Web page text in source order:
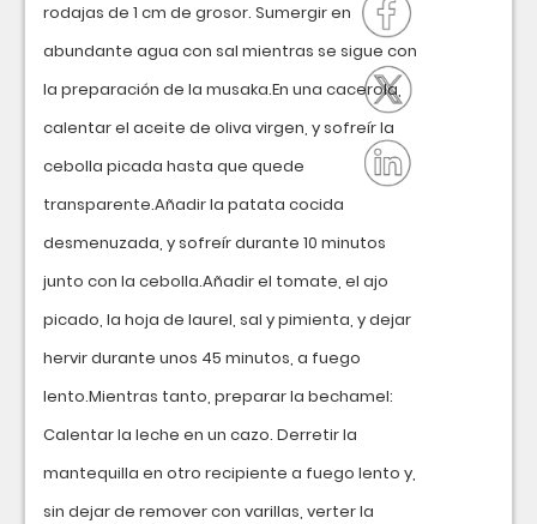
rodajas de 1 cm de grosor. Sumergir en
abundante agua con sal mientras se sigue con
la preparación de la musaka.En una cacerola,
calentar el aceite de oliva virgen, y sofreír la
cebolla picada hasta que quede
transparente.Añadir la patata cocida
desmenuzada, y sofreír durante 10 minutos
junto con la cebolla.Añadir el tomate, el ajo
picado, la hoja de laurel, sal y pimienta, y dejar
hervir durante unos 45 minutos, a fuego
lento.Mientras tanto, preparar la bechamel:
Calentar la leche en un cazo. Derretir la
mantequilla en otro recipiente a fuego lento y,
sin dejar de remover con varillas, verter la